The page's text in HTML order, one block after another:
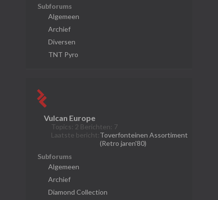
Subforums
Algemeen
Archief
Diversen
TNT Pyro
Vulcan Europe
Topics: 2 Berichten: 7
Laatste bericht:Toverfonteinen Assortiment
(Retro jaren'80)
Subforums
Algemeen
Archief
Diamond Collection